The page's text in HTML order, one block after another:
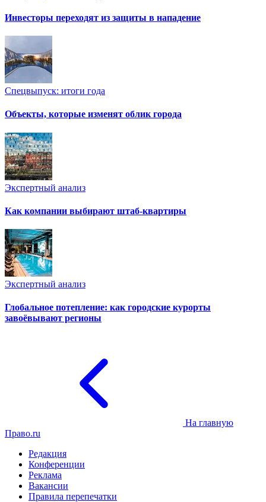
Инвесторы переходят из защиты в нападение
Спецвыпуск: итоги года
Объекты, которые изменят облик города
Экспертный анализ
Как компании выбирают штаб-квартиры
Экспертный анализ
Глобальное потепление: как городские курорты
завоёвывают регионы
На главную
Право.ru
Редакция
Конференции
Реклама
Вакансии
Правила перепечатки